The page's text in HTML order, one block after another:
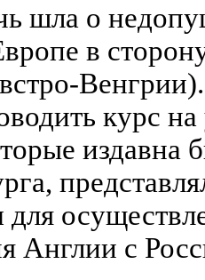
шла о
в
курс
издавна
для
Англии с